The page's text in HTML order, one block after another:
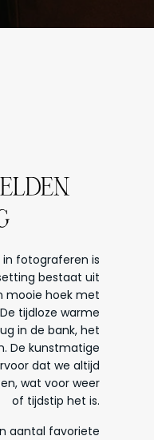
fotograferen is
bestaat uit
mooie hoek met
tijdloze warme
in de bank, het
De kunstmatige
dat we altijd
wat voor weer
of tijdstip het is.
aantal favoriete